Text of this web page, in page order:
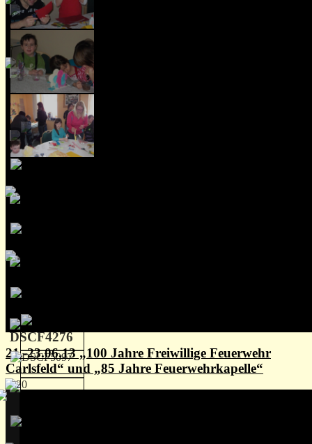
21.-23.06.13 „100 Jahre Freiwillige Feuerwehr
Carlsfeld“ und „85 Jahre Feuerwehrkapelle“